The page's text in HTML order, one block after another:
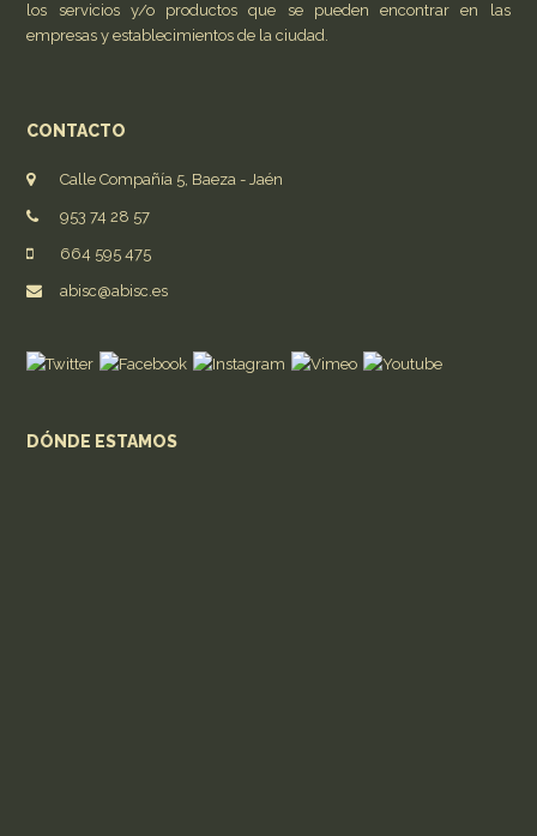
los servicios y/o productos que se pueden encontrar en las
empresas y establecimientos de la ciudad.
CONTACTO
Calle Compañía 5, Baeza - Jaén
953 74 28 57
664 595 475
abisc@abisc.es
DÓNDE ESTAMOS